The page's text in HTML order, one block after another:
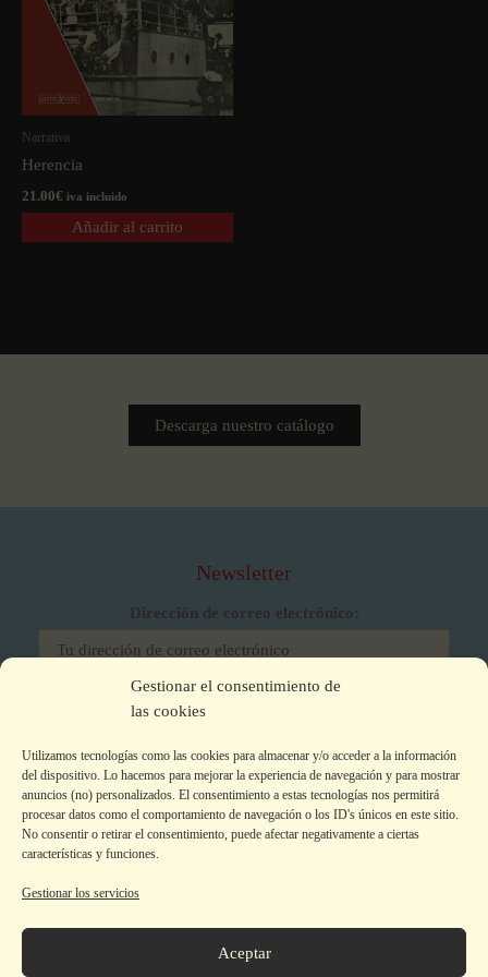
Gestionar el consentimiento de
las cookies
Utilizamos tecnologías como las cookies para almacenar y/o acceder a la información
del dispositivo. Lo hacemos para mejorar la experiencia de navegación y para mostrar
anuncios (no) personalizados. El consentimiento a estas tecnologías nos permitirá
procesar datos como el comportamiento de navegación o los ID's únicos en este sitio.
No consentir o retirar el consentimiento, puede afectar negativamente a ciertas
características y funciones.
Gestionar los servicios
Aceptar
Narrativa
Herencia
21.00€ iva incluido
Añadir al carrito
Descarga nuestro catálogo
Newsletter
Dirección de correo electrónico:
He leído y acepto los términos y condiciones
Colecciones